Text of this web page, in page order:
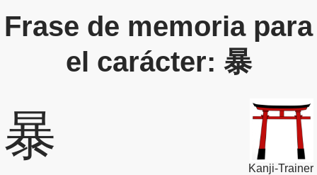
Frase de memoria para
el carácter: 暴
暴
Kanji-Trainer